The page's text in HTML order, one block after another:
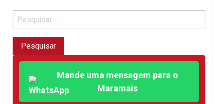
Mande uma mensagem para o
Maramais